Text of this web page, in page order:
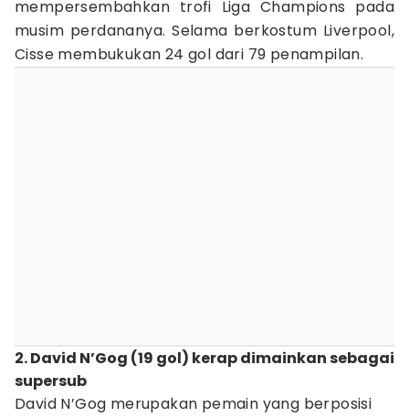
mempersembahkan trofi Liga Champions pada
musim perdananya. Selama berkostum Liverpool,
Cisse membukukan 24 gol dari 79 penampilan.
2. David N’Gog (19 gol) kerap dimainkan sebagai
supersub
David N’Gog merupakan pemain yang berposisi